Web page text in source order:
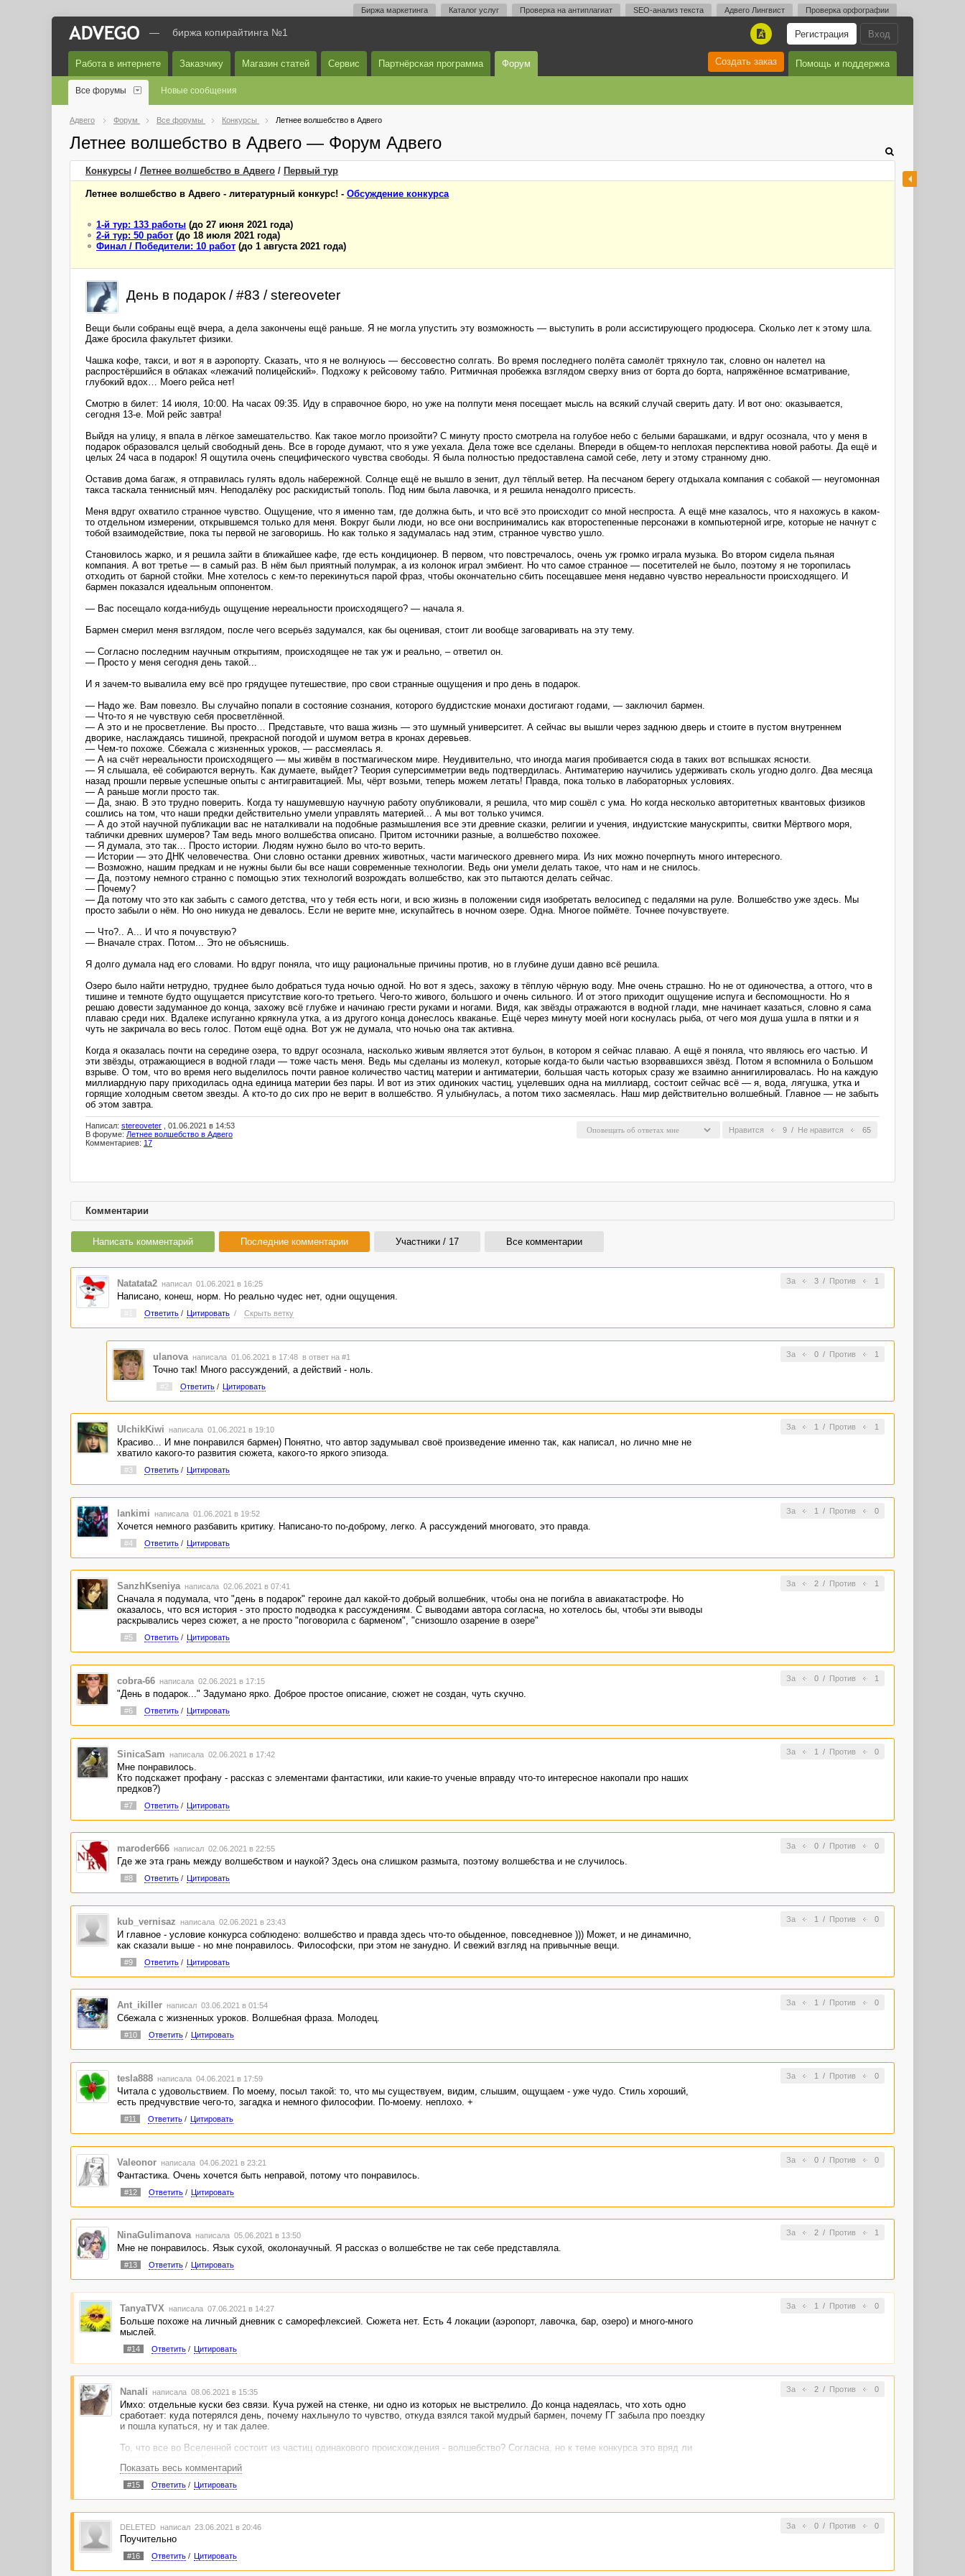
Биржа маркетинга Каталог услуг Проверка на антиплагиат SEO-анализ текста Адвего Лингвист Проверка орфографии
Вход
Регистрация
A
— биржа копирайтинга №1
Работа в интернете Заказчику Магазин статей Сервис Партнёрская программа Форум Помощь и поддержка
Создать заказ
Все форумы Новые сообщения
Адвего Форум Все форумы Конкурсы Летнее волшебство в Адвего
Летнее волшебство в Адвего — Форум Адвего
Конкурсы / Летнее волшебство в Адвего / Первый тур
Летнее волшебство в Адвего - литературный конкурс! - Обсуждение конкурса
1-й тур: 133 работы (до 27 июня 2021 года)
2-й тур: 50 работ (до 18 июля 2021 года)
Финал / Победители: 10 работ (до 1 августа 2021 года)
День в подарок / #83 / stereoveter
Вещи были собраны ещё вчера, а дела закончены ещё раньше. Я не могла упустить эту возможность — выступить в роли ассистирующего продюсера. Сколько лет к этому шла.
Даже бросила факультет физики.
Чашка кофе, такси, и вот я в аэропорту. Сказать, что я не волнуюсь — бессовестно солгать. Во время последнего полёта самолёт тряхнуло так, словно он налетел на
распростёршийся в облаках «лежачий полицейский». Подхожу к рейсовому табло. Ритмичная пробежка взглядом сверху вниз от борта до борта, напряжённое всматривание,
глубокий вдох… Моего рейса нет!
Смотрю в билет: 14 июля, 10:00. На часах 09:35. Иду в справочное бюро, но уже на полпути меня посещает мысль на всякий случай сверить дату. И вот оно: оказывается,
сегодня 13-е. Мой рейс завтра!
Выйдя на улицу, я впала в лёгкое замешательство. Как такое могло произойти? С минуту просто смотрела на голубое небо с белыми барашками, и вдруг осознала, что у меня в
подарок образовался целый свободный день. Все в городе думают, что я уже уехала. Дела тоже все сделаны. Впереди в общем-то неплохая перспектива новой работы. Да ещё и
целых 24 часа в подарок! Я ощутила очень специфического чувства свободы. Я была полностью предоставлена самой себе, лету и этому странному дню.
Оставив дома багаж, я отправилась гулять вдоль набережной. Солнце ещё не вышло в зенит, дул тёплый ветер. На песчаном берегу отдыхала компания с собакой — неугомонная
такса таскала теннисный мяч. Неподалёку рос раскидистый тополь. Под ним была лавочка, и я решила ненадолго присесть.
Меня вдруг охватило странное чувство. Ощущение, что я именно там, где должна быть, и что всё это происходит со мной неспроста. А ещё мне казалось, что я нахожусь в каком-
то отдельном измерении, открывшемся только для меня. Вокруг были люди, но все они воспринимались как второстепенные персонажи в компьютерной игре, которые не начнут с
тобой взаимодействие, пока ты первой не заговоришь. Но как только я задумалась над этим, странное чувство ушло.
Становилось жарко, и я решила зайти в ближайшее кафе, где есть кондиционер. В первом, что повстречалось, очень уж громко играла музыка. Во втором сидела пьяная
компания. А вот третье — в самый раз. В нём был приятный полумрак, а из колонок играл эмбиент. Но что самое странное — посетителей не было, поэтому я не торопилась
отходить от барной стойки. Мне хотелось с кем-то перекинуться парой фраз, чтобы окончательно сбить посещавшее меня недавно чувство нереальности происходящего. И
бармен показался идеальным оппонентом.
— Вас посещало когда-нибудь ощущение нереальности происходящего? — начала я.
Бармен смерил меня взглядом, после чего всерьёз задумался, как бы оценивая, стоит ли вообще заговаривать на эту тему.
— Согласно последним научным открытиям, происходящее не так уж и реально, – ответил он.
— Просто у меня сегодня день такой...
И я зачем-то вывалила ему всё про грядущее путешествие, про свои странные ощущения и про день в подарок.
— Надо же. Вам повезло. Вы случайно попали в состояние сознания, которого буддистские монахи достигают годами, — заключил бармен.
— Что-то я не чувствую себя просветлённой.
— А это и не просветление. Вы просто… Представьте, что ваша жизнь — это шумный университет. А сейчас вы вышли через заднюю дверь и стоите в пустом внутреннем
дворике, наслаждаясь тишиной, прекрасной погодой и шумом ветра в кронах деревьев.
— Чем-то похоже. Сбежала с жизненных уроков, — рассмеялась я.
— А на счёт нереальности происходящего — мы живём в постмагическом мире. Неудивительно, что иногда магия пробивается сюда в таких вот вспышках ясности.
— Я слышала, её собираются вернуть. Как думаете, выйдет? Теория суперсимметрии ведь подтвердилась. Антиматерию научились удерживать сколь угодно долго. Два месяца
назад прошли первые успешные опыты с антигравитацией. Мы, чёрт возьми, теперь можем летать! Правда, пока только в лабораторных условиях.
— А раньше могли просто так.
— Да, знаю. В это трудно поверить. Когда ту нашумевшую научную работу опубликовали, я решила, что мир сошёл с ума. Но когда несколько авторитетных квантовых физиков
сошлись на том, что наши предки действительно умели управлять материей... А мы вот только учимся.
— А до этой научной публикации вас не наталкивали на подобные размышления все эти древние сказки, религии и учения, индуистские манускрипты, свитки Мёртвого моря,
таблички древних шумеров? Там ведь много волшебства описано. Притом источники разные, а волшебство похожее.
— Я думала, это так… Просто истории. Людям нужно было во что-то верить.
— Истории — это ДНК человечества. Они словно останки древних животных, части магического древнего мира. Из них можно почерпнуть много интересного.
— Возможно, нашим предкам и не нужны были бы все наши современные технологии. Ведь они умели делать такое, что нам и не снилось.
— Да, поэтому немного странно с помощью этих технологий возрождать волшебство, как это пытаются делать сейчас.
— Почему?
— Да потому что это как забыть с самого детства, что у тебя есть ноги, и всю жизнь в положении сидя изобретать велосипед с педалями на руле. Волшебство уже здесь. Мы
просто забыли о нём. Но оно никуда не девалось. Если не верите мне, искупайтесь в ночном озере. Одна. Многое поймёте. Точнее почувствуете.
— Что?.. А... И что я почувствую?
— Вначале страх. Потом... Это не объяснишь.
Я долго думала над его словами. Но вдруг поняла, что ищу рациональные причины против, но в глубине души давно всё решила.
Озеро было найти нетрудно, труднее было добраться туда ночью одной. Но вот я здесь, захожу в тёплую чёрную воду. Мне очень страшно. Но не от одиночества, а оттого, что в
тишине и темноте будто ощущается присутствие кого-то третьего. Чего-то живого, большого и очень сильного. И от этого приходит ощущение испуга и беспомощности. Но я
решаю довести задуманное до конца, захожу всё глубже и начинаю грести руками и ногами. Видя, как звёзды отражаются в водной глади, мне начинает казаться, словно я сама
плаваю среди них. Вдалеке испуганно крякнула утка, а из другого конца донеслось кваканье. Ещё через минуту моей ноги коснулась рыба, от чего моя душа ушла в пятки и я
чуть не закричала во весь голос. Потом ещё одна. Вот уж не думала, что ночью она так активна.
Когда я оказалась почти на середине озера, то вдруг осознала, насколько живым является этот бульон, в котором я сейчас плаваю. А ещё я поняла, что являюсь его частью. И
эти звёзды, отражающиеся в водной глади — тоже часть меня. Ведь мы сделаны из молекул, которые когда-то были частью взорвавшихся звёзд. Потом я вспомнила о Большом
взрыве. О том, что во время него выделилось почти равное количество частиц материи и антиматерии, большая часть которых сразу же взаимно аннигилировалась. Но на каждую
миллиардную пару приходилась одна единица материи без пары. И вот из этих одиноких частиц, уцелевших одна на миллиард, состоит сейчас всё — я, вода, лягушка, утка и
горящие холодным светом звезды. А кто-то до сих про не верит в волшебство. Я улыбнулась, а потом тихо засмеялась. Наш мир действительно волшебный. Главное — не забыть
об этом завтра.
Нравится 9 / Не нравится 65
Написал: stereoveter , 01.06.2021 в 14:53
В форуме: Летнее волшебство в Адвего
Комментариев: 17
Комментарии
Написать комментарий Последние комментарии Участники / 17 Все комментарии
За 3/ Против 1
Natatata2 написал 01.06.2021 в 16:25
Написано, конеш, норм. Но реально чудес нет, одни ощущения.
Ответить/ Цитировать / Скрыть ветку
За 0/ Против 1
ulanova написала 01.06.2021 в 17:48 в ответ на #1
Точно так! Много рассуждений, а действий - ноль.
#2 Ответить/ Цитировать
За 1 / Против 1
UlchikKiwi написала 01.06.2021 в 19:10
Красиво... И мне понравился бармен) Понятно, что автор задумывал своё произведение именно так, как написал, но лично мне не
хватило какого-то развития сюжета, какого-то яркого эпизода.
#3 Ответить/ Цитировать
За 1 / Против 0
lankimi написала 01.06.2021 в 19:52
Хочется немного разбавить критику. Написано-то по-доброму, легко. А рассуждений многовато, это правда.
#4 Ответить/ Цитировать
За 2/ Против 1
SanzhKseniya написала 02.06.2021 в 07:41
Сначала я подумала, что "день в подарок" героине дал какой-то добрый волшебник, чтобы она не погибла в авиакатастрофе. Но
оказалось, что вся история - это просто подводка к рассуждениям. С выводами автора согласна, но хотелось бы, чтобы эти выводы
раскрывались через сюжет, а не просто "поговорила с барменом", "снизошло озарение в озере"
#5 Ответить/ Цитировать
За 0/ Против 1
cobra-66 написала 02.06.2021 в 17:15
"День в подарок..." Задумано ярко. Доброе простое описание, сюжет не создан, чуть скучно.
#6 Ответить/ Цитировать
За 1 / Против 0
SinicaSam написала 02.06.2021 в 17:42
Мне понравилось.
Кто подскажет профану - рассказ с элементами фантастики, или какие-то ученые вправду что-то интересное накопали про наших
предков?)
#7 Ответить/ Цитировать
За 0/ Против 0
maroder666 написал 02.06.2021 в 22:55
Где же эта грань между волшебством и наукой? Здесь она слишком размыта, поэтому волшебства и не случилось.
#8 Ответить/ Цитировать
За 1 / Против 0
kub_vernisaz написала 02.06.2021 в 23:43
И главное - условие конкурса соблюдено: волшебство и правда здесь что-то обыденное, повседневное ))) Может, и не динамично,
как сказали выше - но мне понравилось. Философски, при этом не занудно. И свежий взгляд на привычные вещи.
#9 Ответить/ Цитировать
За 1 / Против 0
Ant_ikiller написал 03.06.2021 в 01:54
Сбежала с жизненных уроков. Волшебная фраза. Молодец.
#10 Ответить/ Цитировать
За 1 / Против 0
tesla888 написала 04.06.2021 в 17:59
Читала с удовольствием. По моему, посыл такой: то, что мы существуем, видим, слышим, ощущаем - уже чудо. Стиль хороший,
есть предчувствие чего-то, загадка и немного философии. По-моему. неплохо. +
#11 Ответить/ Цитировать
За 0/ Против 0
Valeonor написала 04.06.2021 в 23:21
Фантастика. Очень хочется быть неправой, потому что понравилось.
#12 Ответить/ Цитировать
За 2/ Против 1
NinaGulimanova написала 05.06.2021 в 13:50
Мне не понравилось. Язык сухой, околонаучный. Я рассказ о волшебстве не так себе представляла.
#13 Ответить/ Цитировать
За 1 / Против 0
TanyaTVX написала 07.06.2021 в 14:27
Больше похоже на личный дневник с саморефлексией. Сюжета нет. Есть 4 локации (аэропорт, лавочка, бар, озеро) и много-много
мыслей.
#14 Ответить/ Цитировать
За 2/ Против 0
Nanali написала 08.06.2021 в 15:35
Имхо: отдельные куски без связи. Куча ружей на стенке, ни одно из которых не выстрелило. До конца надеялась, что хоть одно
сработает: куда потерялся день, почему нахлынуло то чувство, откуда взялся такой мудрый бармен, почему ГГ забыла про поездку
и пошла купаться, ну и так далее.
То, что все во Вселенной состоит из частиц одинакового происхождения - волшебство? Согласна, но к теме конкурса это вряд ли
Исполнительный продюсер, вспоминающий о Большом Взрыве... гм.
Бульон добил. Прочитала.
Показать весь комментарий
#15 Ответить/ Цитировать
За 0/ Против 0
DELETED написал 23.06.2021 в 20:46
Поучительно
#16 Ответить/ Цитировать